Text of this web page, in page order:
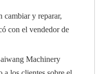
cambiar y reparar,
con el vendedor de
Machinery